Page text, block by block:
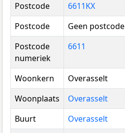
Postcode
6611KX
Postcode
Geen postcode
Postcode
numeriek
6611
Woonkern Overasselt
Woonplaats
Overasselt
Buurt
Overasselt